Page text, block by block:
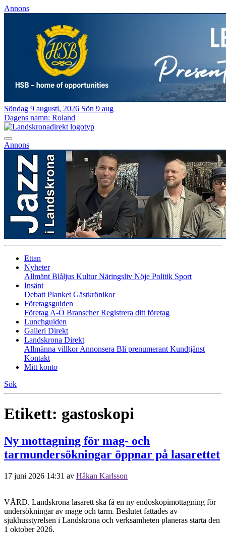
Annons
Söndag 9 augusti, 2026 Sön 9 aug
Dagens namn: Roland
Annons
Ettan
Nyheter
Allmänt Blåljus KulturNäringsliv Nöje Politik Sport
Insänt
Debatt Planket Gästkrönikor
Företagsguiden
Företag A-Ö BranscherRegistrera ditt företag
Lunchguiden
Galleri Direkt
Landskrona Direkt
Allmänna villkorAnnonsera Bli prenumerant Kundtjänst
Kontakt
Mitt konto
Sök
Etikett: gastoskopi
Ny mottagning för mag- och
tarmundersökningar öppnar på lasarettet
17 juni 2026 14:31 av Håkan Karlsson
VÅRD. Landskrona lasarett ska få en ny endoskopimottagning för
undersökningar av mage och tarm. Beslutet fattades av
sjukhusstyrelsen i Landskrona och verksamheten planeras starta den
1 oktober 2026.